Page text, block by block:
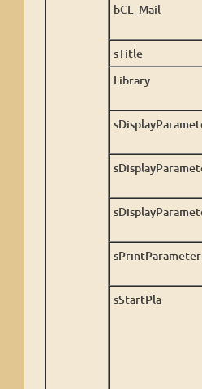
bCL_Mail
sTitle
Library
sPrintParameter
sStartPla